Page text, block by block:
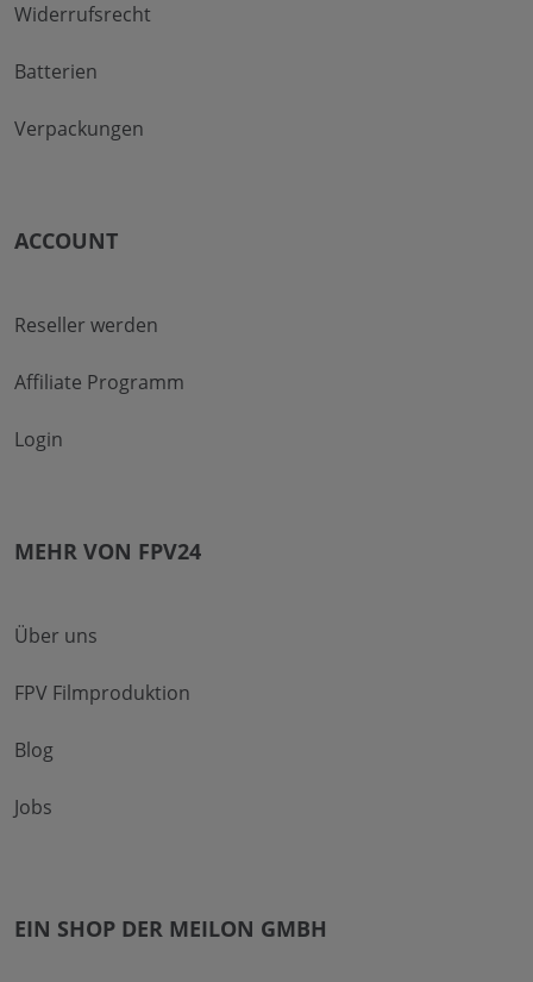
Widerrufsrecht
Batterien
Verpackungen
ACCOUNT
Reseller werden
Affiliate Programm
Login
MEHR VON FPV24
Über uns
FPV Filmproduktion
Blog
Jobs
EIN SHOP DER MEILON GMBH